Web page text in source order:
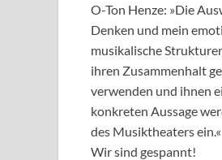
O-Ton Henze: »Die
Denken und mein
musikalische
ihren Zusammenhalt
verwenden und ihnen
konkreten Aussage
des Musiktheaters ein.«
Wir sind gespannt!